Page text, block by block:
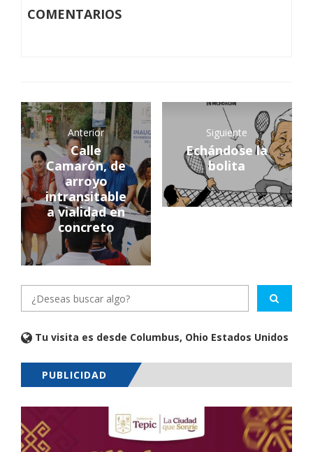
COMENTARIOS
Anterior
Calle
Camarón, de
arroyo
intransitable
a vialidad en
concreto
Siguiente
Echándose la
bolita
Tu visita es desde Columbus, Ohio Estados Unidos
PUBLICIDAD